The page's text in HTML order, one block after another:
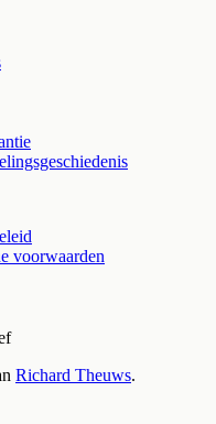
voorwaarden
Richard Theuws.